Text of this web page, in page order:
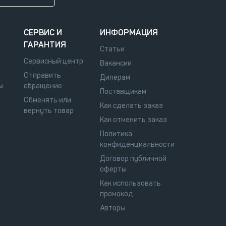
СЕРВИС И
ГАРАНТИЯ
Сервисный центр
Отправить
обращение
Обменять или
вернуть товар
ИНФОРМАЦИЯ
Статьи
Вакансии
Дилерам
Поставщикам
Как сделать заказ
Как отменить заказ
Политика
конфиденциальности
Договор публичной
оферты
Как использовать
промокод
Авторы